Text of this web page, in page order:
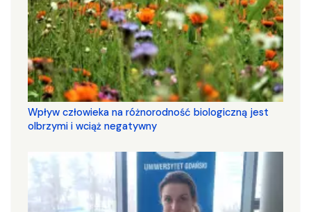
Wpływ człowieka na różnorodność biologiczną jest
olbrzymi i wciąż negatywny